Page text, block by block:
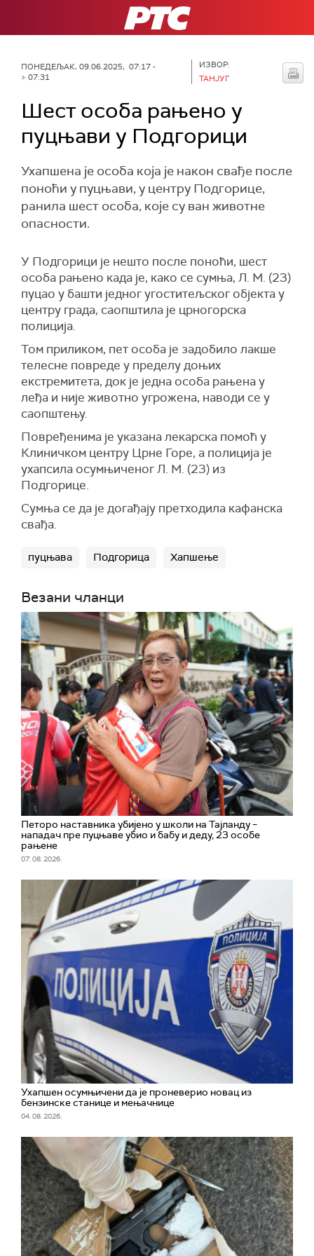
РТС
ПОНЕДЕЉАК, 09.06.2025, 07:17 -
> 07:31
ИЗВОР:
ТАНЈУГ
Шест особа рањено у
пуцњави у Подгорици
Ухапшена је особа која је након свађе после
поноћи у пуцњави, у центру Подгорице,
ранила шест особа, које су ван животне
опасности.
У Подгорици је нешто после поноћи, шест
особа рањено када је, како се сумња, Л. М. (23)
пуцао у башти једног угоститељског објекта у
центру града, саопштила је црногорска
полиција.
Том приликом, пет особа је задобило лакше
телесне повреде у пределу доњих
екстремитета, док је једна особа рањена у
леђа и није животно угрожена, наводи се у
саопштењу.
Повређенима је указана лекарска помоћ у
Клиничком центру Црне Горе, а полиција је
ухапсила осумњиченог Л. М. (23) из
Подгорице.
Сумња се да је догађају претходила кафанска
свађа.
пуцњава Подгорица Хапшење
Везани чланци
Петоро наставника убијено у школи на Тајланду –
нападач пре пуцњаве убио и бабу и деду, 23 особе
рањене
07. 08. 2026.
Ухапшен осумњичени да је проневерио новац из
бензинске станице и мењачнице
04. 08. 2026.